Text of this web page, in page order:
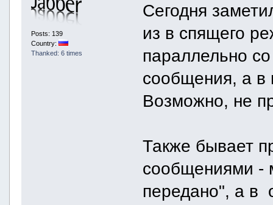
Posts: 139
Country:
Thanked: 6 times
Сегодня
из в спящего
параллельно
сообщения, а в
Возможно, не
Также бывает
сообщениями -
передано", а в